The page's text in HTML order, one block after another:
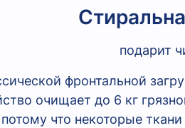
подарит
фронтальной
очищает до 6 кг
что некоторые